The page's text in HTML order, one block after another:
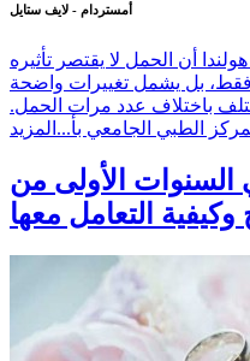
أمستردام - لايف ستايل
أن الحمل لا يقتصر تأثيره
فقط، بل يشمل تغييرات واضحة
باختلاف عدد مرات الحمل.
الطبي الجامعي بأ... المزيد
السنوات الأولى من
وكيفية التعامل معها